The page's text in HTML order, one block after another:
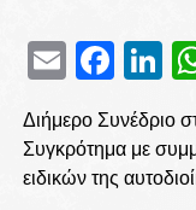
Email
Διήμερο Συνέδριο
Συγκρότημα με
ειδικών της